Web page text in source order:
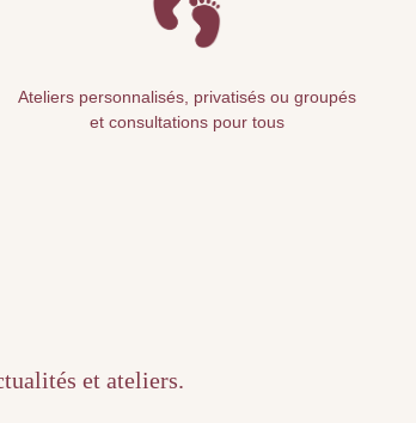
Ateliers personnalisés, privatisés ou groupés
et consultations pour tous
et ateliers.